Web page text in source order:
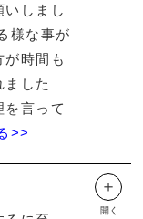
しまし
様な事が
時間も
した
言って
>>
＋
開く